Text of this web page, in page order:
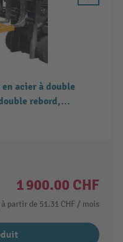
acier à double
rebord,
1 900.00 CHF
partir de 51.31 CHF/ mois